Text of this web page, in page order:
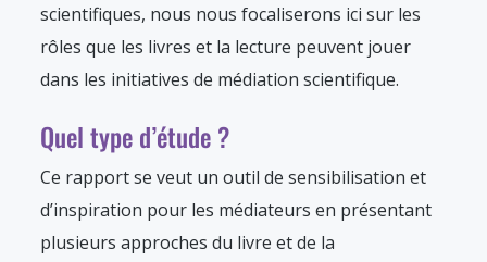
scientifiques, nous nous focaliserons ici sur les
rôles que les livres et la lecture peuvent jouer
dans les initiatives de médiation scientifique.
Quel type d’étude ?
Ce rapport se veut un outil de sensibilisation et
d’inspiration pour les médiateurs en présentant
plusieurs approches du livre et de la